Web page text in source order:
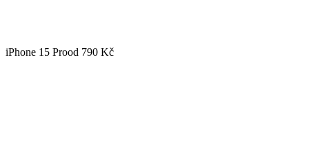
iPhone 15 Prood 790 Kč